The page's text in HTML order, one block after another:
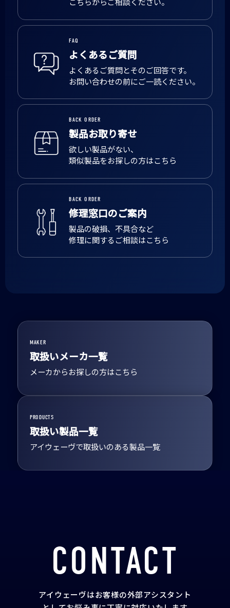
FAQ
よくあるご質問
よくあるご質問とそのご回答です。
お問い合わせの前にご一読ください。
BACK ORDER
製品お取り寄せ
欲しい製品がない、
類似製品をお探しの方はこちら
BACK ORDER
修理窓口のご案内
製品の破損、不具合など
修理に関するご相談はこちら
MAKER
取扱いメーカ一覧
メーカからお探しの方はこちら
PRODUCTS
取扱い製品一覧
アイウェーヴで取扱いのある製品一覧
CONTACT
アイウェーヴはお客様の外部アシスタント